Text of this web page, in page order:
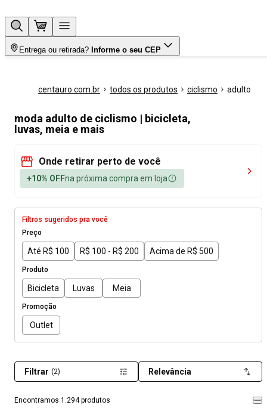
Entrega ou retirada? Informe o seu CEP
centauro.com.br todos os produtos ciclismo adulto
moda adulto de ciclismo | bicicleta,
luvas, meia e mais
Onde retirar perto de você
+10% OFFna próxima compra em loja
Filtros sugeridos pra você
Preço
Até R$ 100 R$ 100 - R$ 200 Acima de R$ 500
Produto
Bicicleta Luvas Meia
Promoção
Outlet
Encontramos 1.294 produtos
Filtrar (2) Relevância